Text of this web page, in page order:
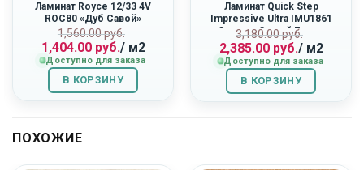
Ламинат Royce 12/33 4V
ROC80 «Дуб Савой»
1,560.00руб.
Первоначальная
цена
составляла
1,560.00
руб..
1,404.00руб.
Текущая
цена:
1,404.00
руб..
/ м2
Доступно для заказа
В КОРЗИНУ
Ламинат Quick Step
Impressive Ultra IMU1861
«Светло-Серый Бетон»
3,180.00руб.
цена
составляла
3,180.00
руб..
2,385.00руб.
Текущая
цена:
2,385.00
руб..
/ м2
Доступно для заказа
В КОРЗИНУ
ПОХОЖИЕ